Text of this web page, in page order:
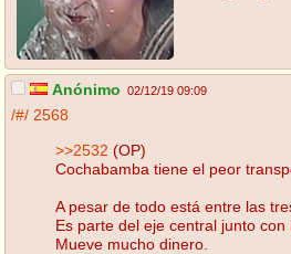
Anónimo 02/12/19 09:09
/#/ 2568
>>2532 (OP)
Cochabamba tiene el peor
A pesar de todo está entre las
Es parte del eje central junto con
Mueve mucho dinero.